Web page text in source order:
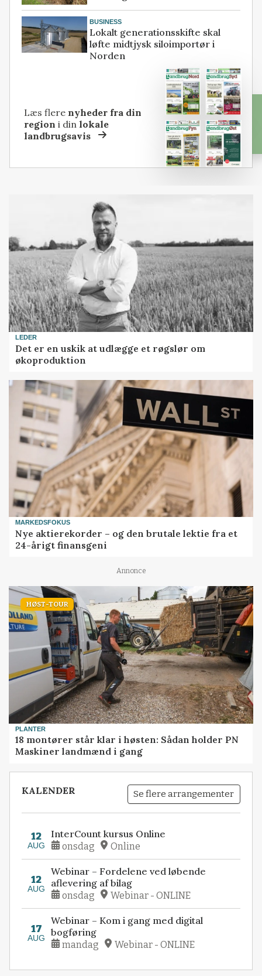
BUSINESS
Lokalt generationsskifte skal
løfte midtjysk siloimportør i
Norden
Læs flere nyheder fra din
region i dinlokale
landbrugsavis
LEDER
Det er en uskik at udlægge et røgslør om
økoproduktion
MARKEDSFOKUS
Nye aktierekorder – og den brutale lektie fra et
24-årigt finansgeni
Annonce
HØST-TOUR
PLANTER
18 montører står klar i høsten: Sådan holder PN
Maskiner landmænd i gang
KALENDER Se flere arrangementer
12
AUG
InterCount kursus Online
onsdag Online
12
AUG
Webinar – Fordelene ved løbende
aflevering af bilag
onsdag Webinar - ONLINE
17
AUG
Webinar – Kom i gang med digital
bogføring
mandag Webinar - ONLINE